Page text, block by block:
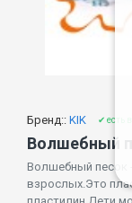
Бренд:: KIK ✔ есть
Волшебный
Волшебный песок -
взрослых.Это